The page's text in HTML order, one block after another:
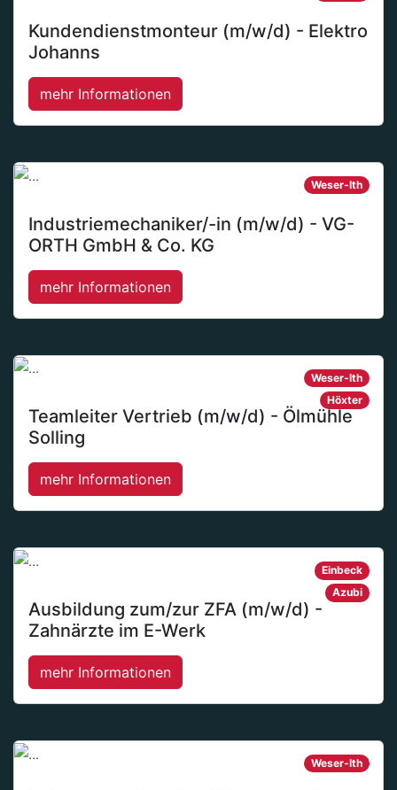
Kundendienstmonteur (m/w/d) - Elektro
Johanns
mehr Informationen
Industriemechaniker/-in (m/w/d) - VG-
ORTH GmbH & Co. KG
Weser-Ith
mehr Informationen
Teamleiter Vertrieb (m/w/d) - Ölmühle
Solling
Weser-Ith
Höxter
mehr Informationen
Ausbildung zum/zur ZFA (m/w/d) -
Zahnärzte im E-Werk
Einbeck
Azubi
mehr Informationen
Weser-Ith